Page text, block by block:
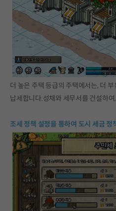
더 높은 주택 등급의 주택에서는, 더
납세합니다.성채와 세무서를 건설하
조세 정책 설정을 통하여 도시 세금